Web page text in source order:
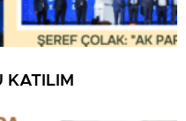
KATILIM